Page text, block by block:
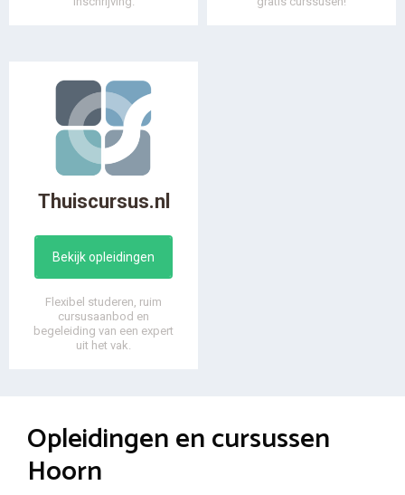
Thuiscursus.nl
Bekijk opleidingen
Flexibel studeren, ruim
cursusaanbod en
begeleiding van een expert
uit het vak.
Opleidingen en cursussen
Hoorn